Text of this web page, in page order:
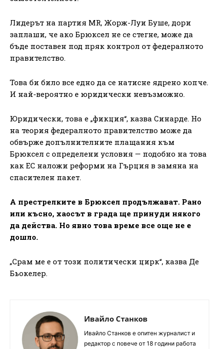
Лидерът на партия MR, Жорж-Луи Буше, дори
заплаши, че ако Брюксел не се стегне, може да
бъде поставен под пряк контрол от федералното
правителство.
Това би било все едно да се натисне ядрено копче.
И най-вероятно е юридически невъзможно.
Юридически, това е „фикция“, казва Синарде. Но
на теория федералното правителство може да
обвърже допълнителните плащания към
Брюксел с определени условия — подобно на това
как ЕС наложи реформи на Гърция в замяна на
спасителен пакет.
А престрелките в Брюксел продължават. Рано
или късно, хаосът в града ще принуди някого
да действа. Но явно това време все още не е
дошло.
„Срам ме е от този политически цирк“, казва Де
Бьокелер.
Ивайло Станков
Ивайло Станков е опитен журналист и
редактор с повече от 18 години работа